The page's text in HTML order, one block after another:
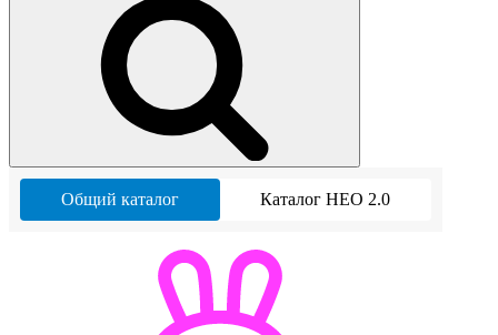
Общий каталог Каталог НЕО 2.0